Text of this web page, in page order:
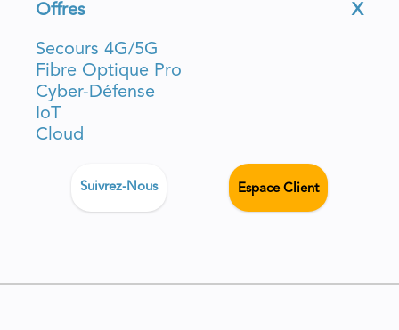
Offres X
Secours 4G/5G
Fibre Optique Pro
Cyber-Défense
IoT
Cloud
Suivrez-Nous Espace Client